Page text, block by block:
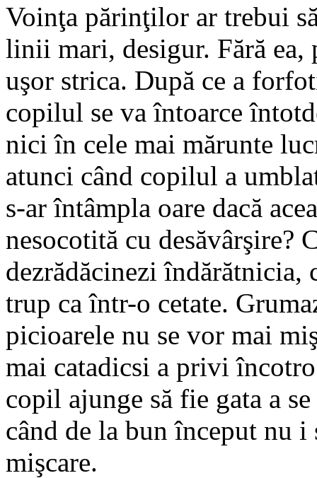
Voinţa părinţilor ar trebui
linii mari, desigur. Fără ea,
uşor strica. După ce a
copilul se va întoarce
nici în cele mai mărunte
atunci când copilul a
s-ar întâmpla oare dacă
nesocotită cu desăvârşire?
dezrădăcinezi îndărătnicia,
trup ca într-o cetate.
picioarele nu se vor mai
mai catadicsi a privi
copil ajunge să fie gata a
când de la bun început nu
mişcare.